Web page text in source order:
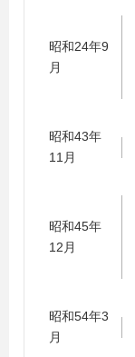
昭和24年9
月
昭和43年
11月
昭和45年
12月
昭和54年3
月